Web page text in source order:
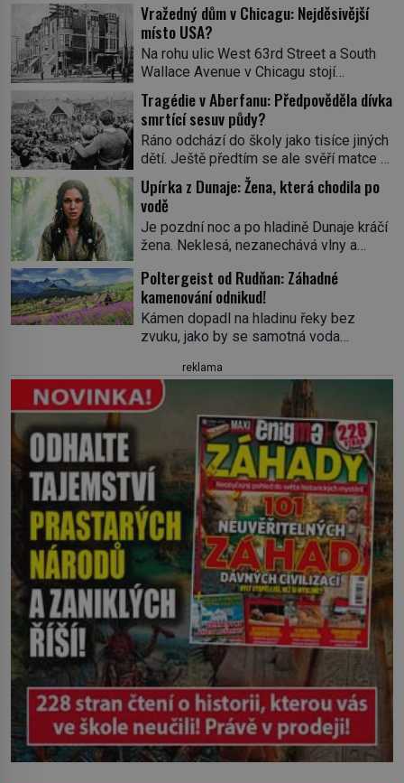
Vražedný dům v Chicagu: Nejděsivější
místo USA?
Na rohu ulic West 63rd Street a South
Wallace Avenue v Chicagu stojí
nenápadná pošta. Nemá žádný speciální
nápis ani pamětní desku. A přesto prý
místní zaměstnanci neradi chodí do
sklepa. Právě tady totiž sídlil sériový
vrah H. H. Holmes a také
nejpropracovanější past na lidi
v dějinách americké kriminalistiky.
Herman Webster Mudgett (1861–1896)
přijíždí […]
Tragédie v Aberfanu: Předpověděla dívka
smrtící sesuv půdy?
Ráno odchází do školy jako tisíce jiných
dětí. Ještě předtím se ale svěří matce s
podivným snem. Ve škole, kterou dobře
zná, tentokrát nevidí budovu ani
spolužáky. Místo nich se před ní tyčí
cosi temného. O několik hodin později je
mrtvá. Mohla devítiletá Zahlédla vlastní
vesnice Aberfan […]
Upírka z Dunaje: Žena, která chodila po
vodě
Je pozdní noc a po hladině Dunaje kráčí
žena. Neklesá, nezanechává vlny a
pod ní byla dlažbou. Muž, který ji z
břehu pozoruje, ji údajně poznává, jenže
Ruža Vlajna má být v tu chvíli mrtvá celé
století. Vesnice Kisiljevo v
nevyřízené účty. […]
Poltergeist od Rudňan: Záhadné
kamenování odnikud!
Kámen dopadl na hladinu řeky bez
zvuku, jako by se samotná voda
bolestně strhl ruku, ale další úder ho
zasáhl dříve, než si vůbec uvědomil
pohyb: tiše, nelidsky přesně. „Odkud…?“
zachrčel starší student, ale v houštině
na břehu nebyl nikdo, kdo by po nich
mohl cokoliv házet. A když se […]
reklama